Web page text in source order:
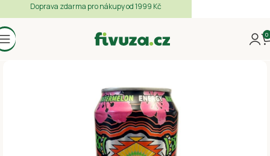
0
Doprava zdarma pro nákupy od 1999 Kč